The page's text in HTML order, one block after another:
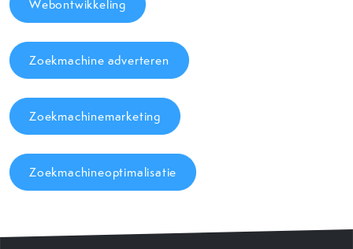
Webontwikkeling
Zoekmachine adverteren
Zoekmachinemarketing
Zoekmachineoptimalisatie